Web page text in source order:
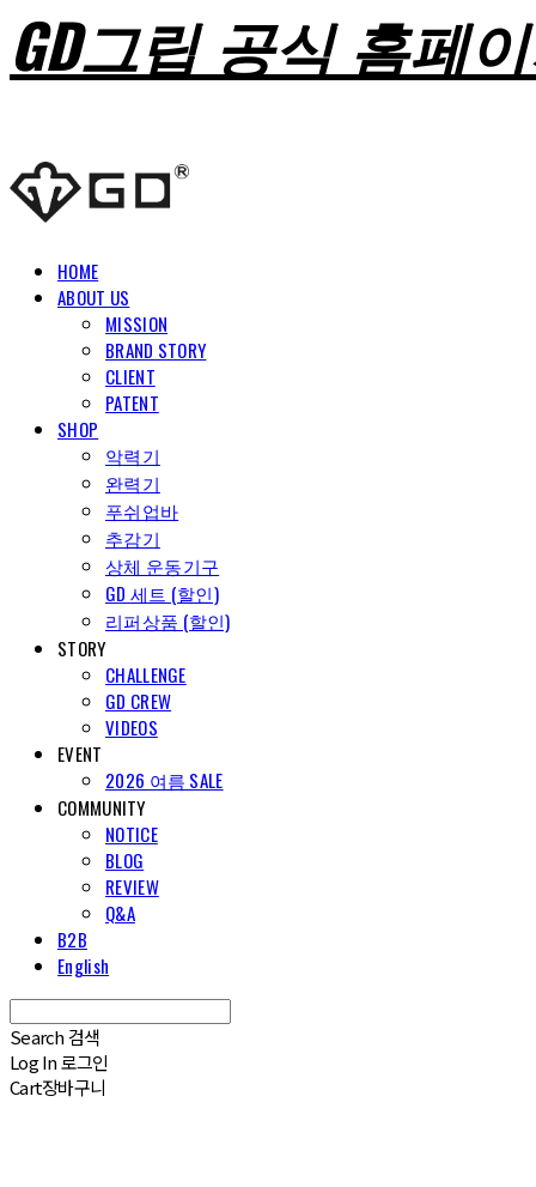
GD그립 공식 홈페
HOME
ABOUT US
MISSION
BRAND STORY
CLIENT
PATENT
SHOP
악력기
완력기
푸쉬업바
추감기
상체 운동기구
GD 세트 (할인)
리퍼상품 (할인)
STORY
CHALLENGE
GD CREW
VIDEOS
EVENT
2026 여름 SALE
COMMUNITY
NOTICE
BLOG
REVIEW
Q&A
B2B
English
Search 검색
Log In로그인
Cart장바구니